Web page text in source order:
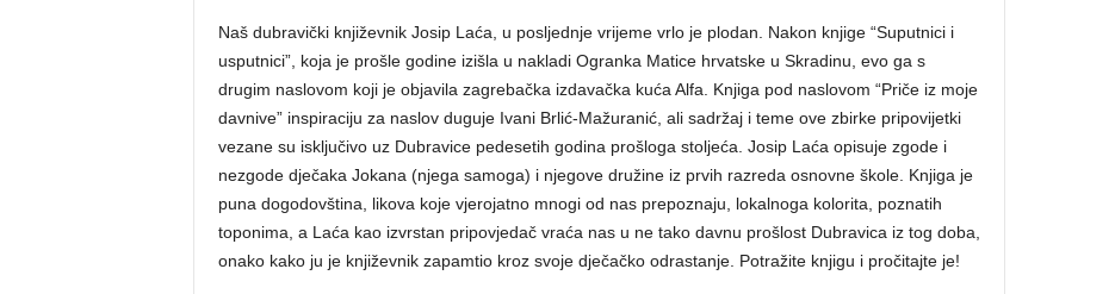
Naš dubravički književnik Josip Laća, u posljednje vrijeme vrlo je plodan. Nakon knjige “Suputnici i
usputnici”, koja je prošle godine izišla u nakladi Ogranka Matice hrvatske u Skradinu, evo ga s
drugim naslovom koji je objavila zagrebačka izdavačka kuća Alfa. Knjiga pod naslovom “Priče iz moje
davnive” inspiraciju za naslov duguje Ivani Brlić-Mažuranić, ali sadržaj i teme ove zbirke pripovijetki
vezane su isključivo uz Dubravice pedesetih godina prošloga stoljeća. Josip Laća opisuje zgode i
nezgode dječaka Jokana (njega samoga) i njegove družine iz prvih razreda osnovne škole. Knjiga je
puna dogodovština, likova koje vjerojatno mnogi od nas prepoznaju, lokalnoga kolorita, poznatih
toponima, a Laća kao izvrstan pripovjedač vraća nas u ne tako davnu prošlost Dubravica iz tog doba,
onako kako ju je književnik zapamtio kroz svoje dječačko odrastanje. Potražite knjigu i pročitajte je!